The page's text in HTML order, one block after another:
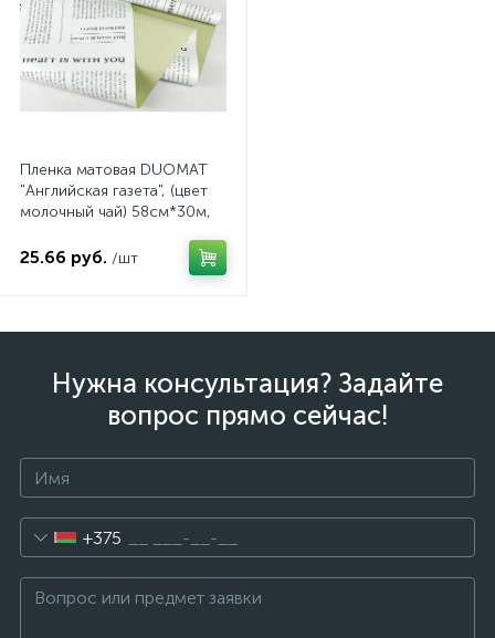
Пленка матовая DUOMAT
"Английская газета", (цвет
молочный чай) 58см*30м,
25.66 руб. /шт
Нужна консультация? Задайте
вопрос прямо сейчас!
+375